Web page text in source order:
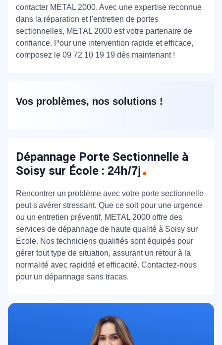
contacter METAL 2000. Avec une expertise reconnue
dans la réparation et l'entretien de portes
sectionnelles, METAL 2000 est votre partenaire de
confiance. Pour une intervention rapide et efficace,
composez le 09 72 10 19 19 dès maintenant !
Vos problèmes, nos solutions !
Dépannage Porte Sectionnelle à
Soisy sur École : 24h/7j
Rencontrer un problème avec votre porte sectionnelle
peut s'avérer stressant. Que ce soit pour une urgence
ou un entretien préventif, METAL 2000 offre des
services de dépannage de haute qualité à Soisy sur
École. Nos techniciens qualifiés sont équipés pour
gérer tout type de situation, assurant un retour à la
normalité avec rapidité et efficacité. Contactez-nous
pour un dépannage sans tracas.